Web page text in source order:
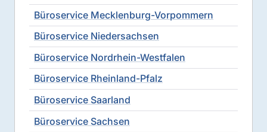
Büroservice Mecklenburg-Vorpommern
Büroservice Niedersachsen
Büroservice Nordrhein-Westfalen
Büroservice Rheinland-Pfalz
Büroservice Saarland
Büroservice Sachsen